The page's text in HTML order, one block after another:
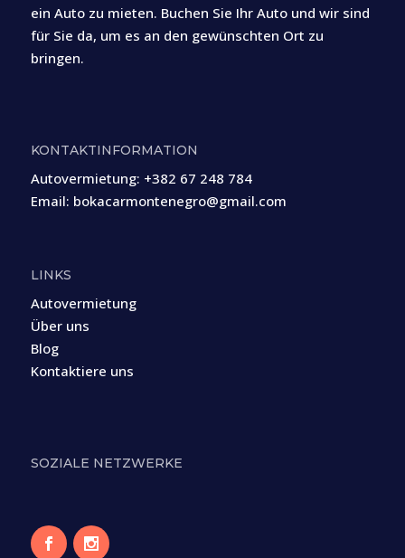
ein Auto zu mieten. Buchen Sie Ihr Auto und wir sind
für Sie da, um es an den gewünschten Ort zu
bringen.
KONTAKTINFORMATION
Autovermietung: +382 67 248 784
Email: bokacarmontenegro@gmail.com
LINKS
Autovermietung
Über uns
Blog
Kontaktiere uns
SOZIALE NETZWERKE